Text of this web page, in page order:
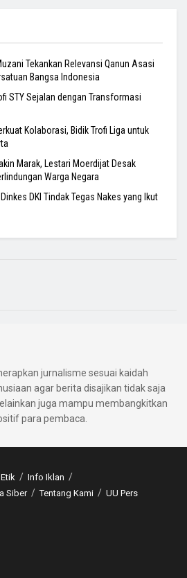
Tekankan Relevansi Qanun Asasi
Bangsa Indonesia
STY Sejalan dengan Transformasi
Kolaborasi, Bidik Trofi Liga untuk
Marak, Lestari Moerdijat Desak
Warga Negara
DKI Tindak Tegas Nakes yang Ikut
jurnalisme sesuai kaidah
agar berita disajikan tidak saja
juga mampu membangkitkan
para pembaca.
Info Iklan
Siber
Tentang Kami UU Pers